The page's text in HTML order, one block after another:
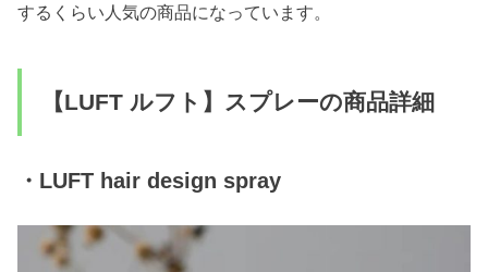
するくらい人気の商品になっています。
【LUFT ルフト】スプレーの商品詳細
・LUFT hair design spray